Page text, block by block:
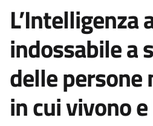
indossabile a
delle persone
in cui vivono